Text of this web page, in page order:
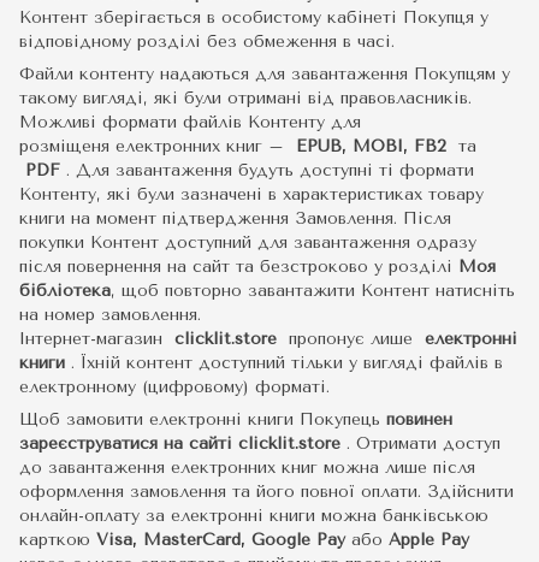
Контент зберігається в особистому кабінеті Покупця у
відповідному розділі без обмеження в часі.
Файли контенту надаються для завантаження Покупцям у
такому вигляді, які були отримані від правовласників.
Можливі формати файлів Контенту для
розміщеня електронних книг –
EPUB, MOBI, FB2 та
PDF . Для завантаження будуть доступні ті формати
Контенту, які були зазначені в характеристиках товару
книги на момент підтвердження Замовлення. Після
покупки Контент доступний для завантаження одразу
після повернення на сайт та безстроково у розділі Моя
бібліотека, щоб повторно завантажити Контент натисніть
на номер замовлення.
Інтернет-магазин clicklit.store пропонує лише електронні
книги . Їхній контент доступний тільки у вигляді файлів в
електронному (цифровому) форматі.
Щоб замовити електронні книги Покупець повинен
зареєструватися на сайті clicklit.store . Отримати доступ
до завантаження електронних книг можна лише після
оформлення замовлення та його повної оплати. Здійснити
онлайн-оплату за електронні книги можна банківською
карткою Visa, MasterCard, Google Pay або Apple Pay